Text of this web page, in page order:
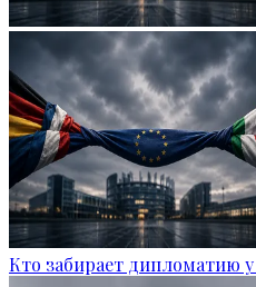
Кто забирает дипломатию